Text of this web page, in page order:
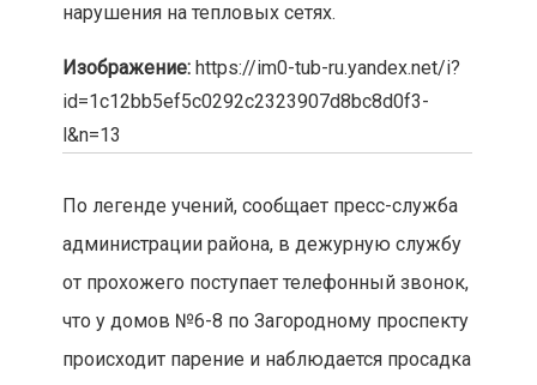
нарушения на тепловых сетях.
Изображение: https://im0-tub-ru.yandex.net/i?
id=1c12bb5ef5c0292c2323907d8bc8d0f3-
l&n=13
По легенде учений, сообщает пресс-служба
администрации района, в дежурную службу
от прохожего поступает телефонный звонок,
что у домов №6-8 по Загородному проспекту
происходит парение и наблюдается просадка